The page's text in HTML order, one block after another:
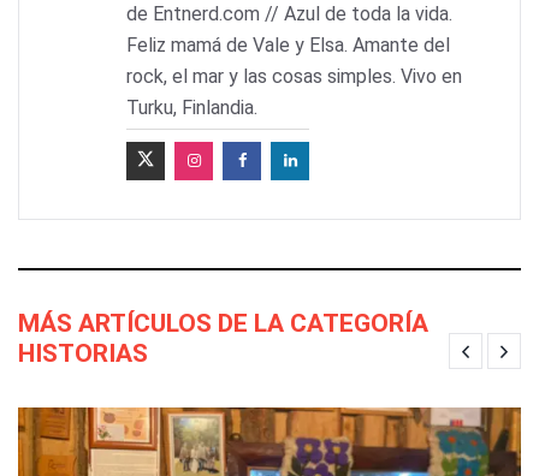
de Entnerd.com // Azul de toda la vida.
Feliz mamá de Vale y Elsa. Amante del
rock, el mar y las cosas simples. Vivo en
Turku, Finlandia.
MÁS ARTÍCULOS DE LA CATEGORÍA
HISTORIAS